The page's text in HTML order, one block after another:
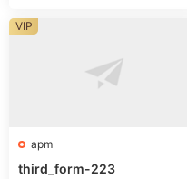
apm
third_form-223
VIP